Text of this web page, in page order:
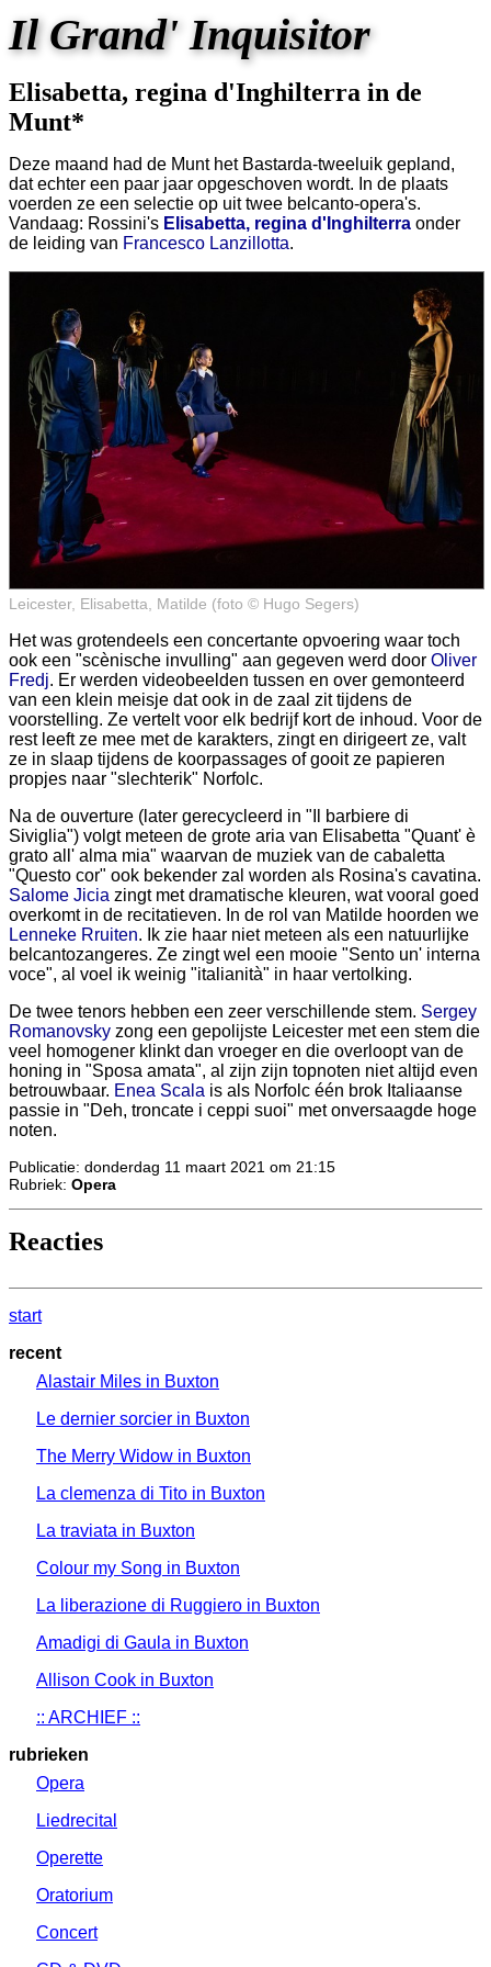
Il Grand' Inquisitor
Elisabetta, regina d'Inghilterra in de
Munt*
Deze maand had de Munt het Bastarda-tweeluik gepland,
dat echter een paar jaar opgeschoven wordt. In de plaats
voerden ze een selectie op uit twee belcanto-opera's.
Vandaag: Rossini's Elisabetta, regina d'Inghilterra onder
de leiding van Francesco Lanzillotta.
Leicester, Elisabetta, Matilde (foto © Hugo Segers)
Het was grotendeels een concertante opvoering waar toch
ook een "scènische invulling" aan gegeven werd door Oliver
Fredj. Er werden videobeelden tussen en over gemonteerd
van een klein meisje dat ook in de zaal zit tijdens de
voorstelling. Ze vertelt voor elk bedrijf kort de inhoud. Voor de
rest leeft ze mee met de karakters, zingt en dirigeert ze, valt
ze in slaap tijdens de koorpassages of gooit ze papieren
propjes naar "slechterik" Norfolc.
Na de ouverture (later gerecycleerd in "Il barbiere di
Siviglia") volgt meteen de grote aria van Elisabetta "Quant' è
grato all' alma mia" waarvan de muziek van de cabaletta
"Questo cor" ook bekender zal worden als Rosina's cavatina.
Salome Jicia zingt met dramatische kleuren, wat vooral goed
overkomt in de recitatieven. In de rol van Matilde hoorden we
Lenneke Rruiten. Ik zie haar niet meteen als een natuurlijke
belcantozangeres. Ze zingt wel een mooie "Sento un' interna
voce", al voel ik weinig "italianità" in haar vertolking.
De twee tenors hebben een zeer verschillende stem. Sergey
Romanovsky zong een gepolijste Leicester met een stem die
veel homogener klinkt dan vroeger en die overloopt van de
honing in "Sposa amata", al zijn zijn topnoten niet altijd even
betrouwbaar. Enea Scala is als Norfolc één brok Italiaanse
passie in "Deh, troncate i ceppi suoi" met onversaagde hoge
noten.
Publicatie: donderdag 11 maart 2021 om 21:15
Rubriek: Opera
Reacties
start
recent
Alastair Miles in Buxton
Le dernier sorcier in Buxton
The Merry Widow in Buxton
La clemenza di Tito in Buxton
La traviata in Buxton
Colour my Song in Buxton
La liberazione di Ruggiero in Buxton
Amadigi di Gaula in Buxton
Allison Cook in Buxton
:: ARCHIEF ::
rubrieken
Opera
Liedrecital
Operette
Oratorium
Concert